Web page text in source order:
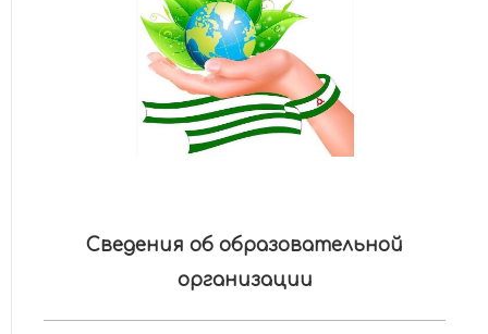
Сведения об образовательной
организации